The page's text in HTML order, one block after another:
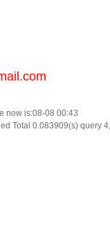
now is:08-08 00:43
Total 0.083909(s) query 4,